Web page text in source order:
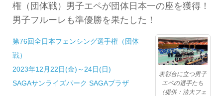
権（団体戦）男子エペが団体日本一の座を獲得！
男子フルーレも準優勝を果たした！
第76回全日本フェンシング選手権（団体
戦）
2023年12月22日(金)～24日(日)
SAGAサンライズパーク SAGAプラザ
表彰台に立つ男子
エペの選手たち
（提供：法大フェ